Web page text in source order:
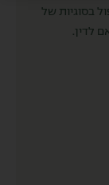
בסוגיות של
לדין.